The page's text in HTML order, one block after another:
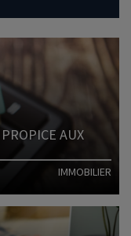
Lire l'article
AUX
IMMOBILIER
Lire l'article